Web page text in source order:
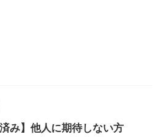
済み】他人に期待しない方